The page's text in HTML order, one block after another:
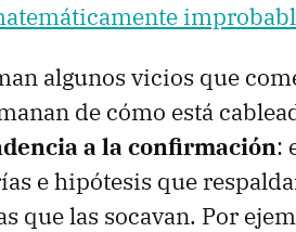
algunos vicios que
de cómo está
a la confirmación:
e hipótesis que
que las socavan. Por